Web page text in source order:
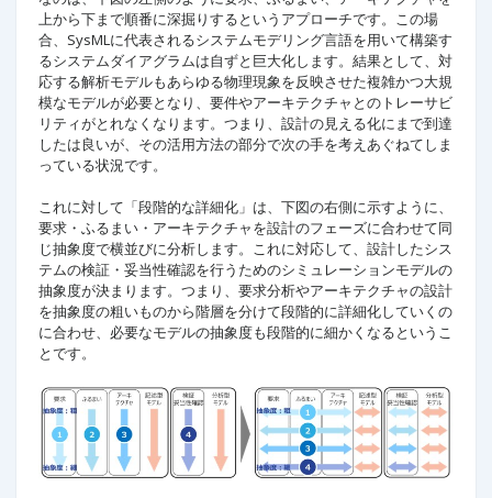
上から下まで順番に深掘りするというアプローチです。この場
合、SysMLに代表されるシステムモデリング言語を用いて構築す
るシステムダイアグラムは自ずと巨大化します。結果として、対
応する解析モデルもあらゆる物理現象を反映させた複雑かつ大規
模なモデルが必要となり、要件やアーキテクチャとのトレーサビ
リティがとれなくなります。つまり、設計の見える化にまで到達
したは良いが、その活用方法の部分で次の手を考えあぐねてしま
っている状況です。
これに対して「段階的な詳細化」は、下図の右側に示すように、
要求・ふるまい・アーキテクチャを設計のフェーズに合わせて同
じ抽象度で横並びに分析します。これに対応して、設計したシス
テムの検証・妥当性確認を行うためのシミュレーションモデルの
抽象度が決まります。つまり、要求分析やアーキテクチャの設計
を抽象度の粗いものから階層を分けて段階的に詳細化していくの
に合わせ、必要なモデルの抽象度も段階的に細かくなるというこ
とです。